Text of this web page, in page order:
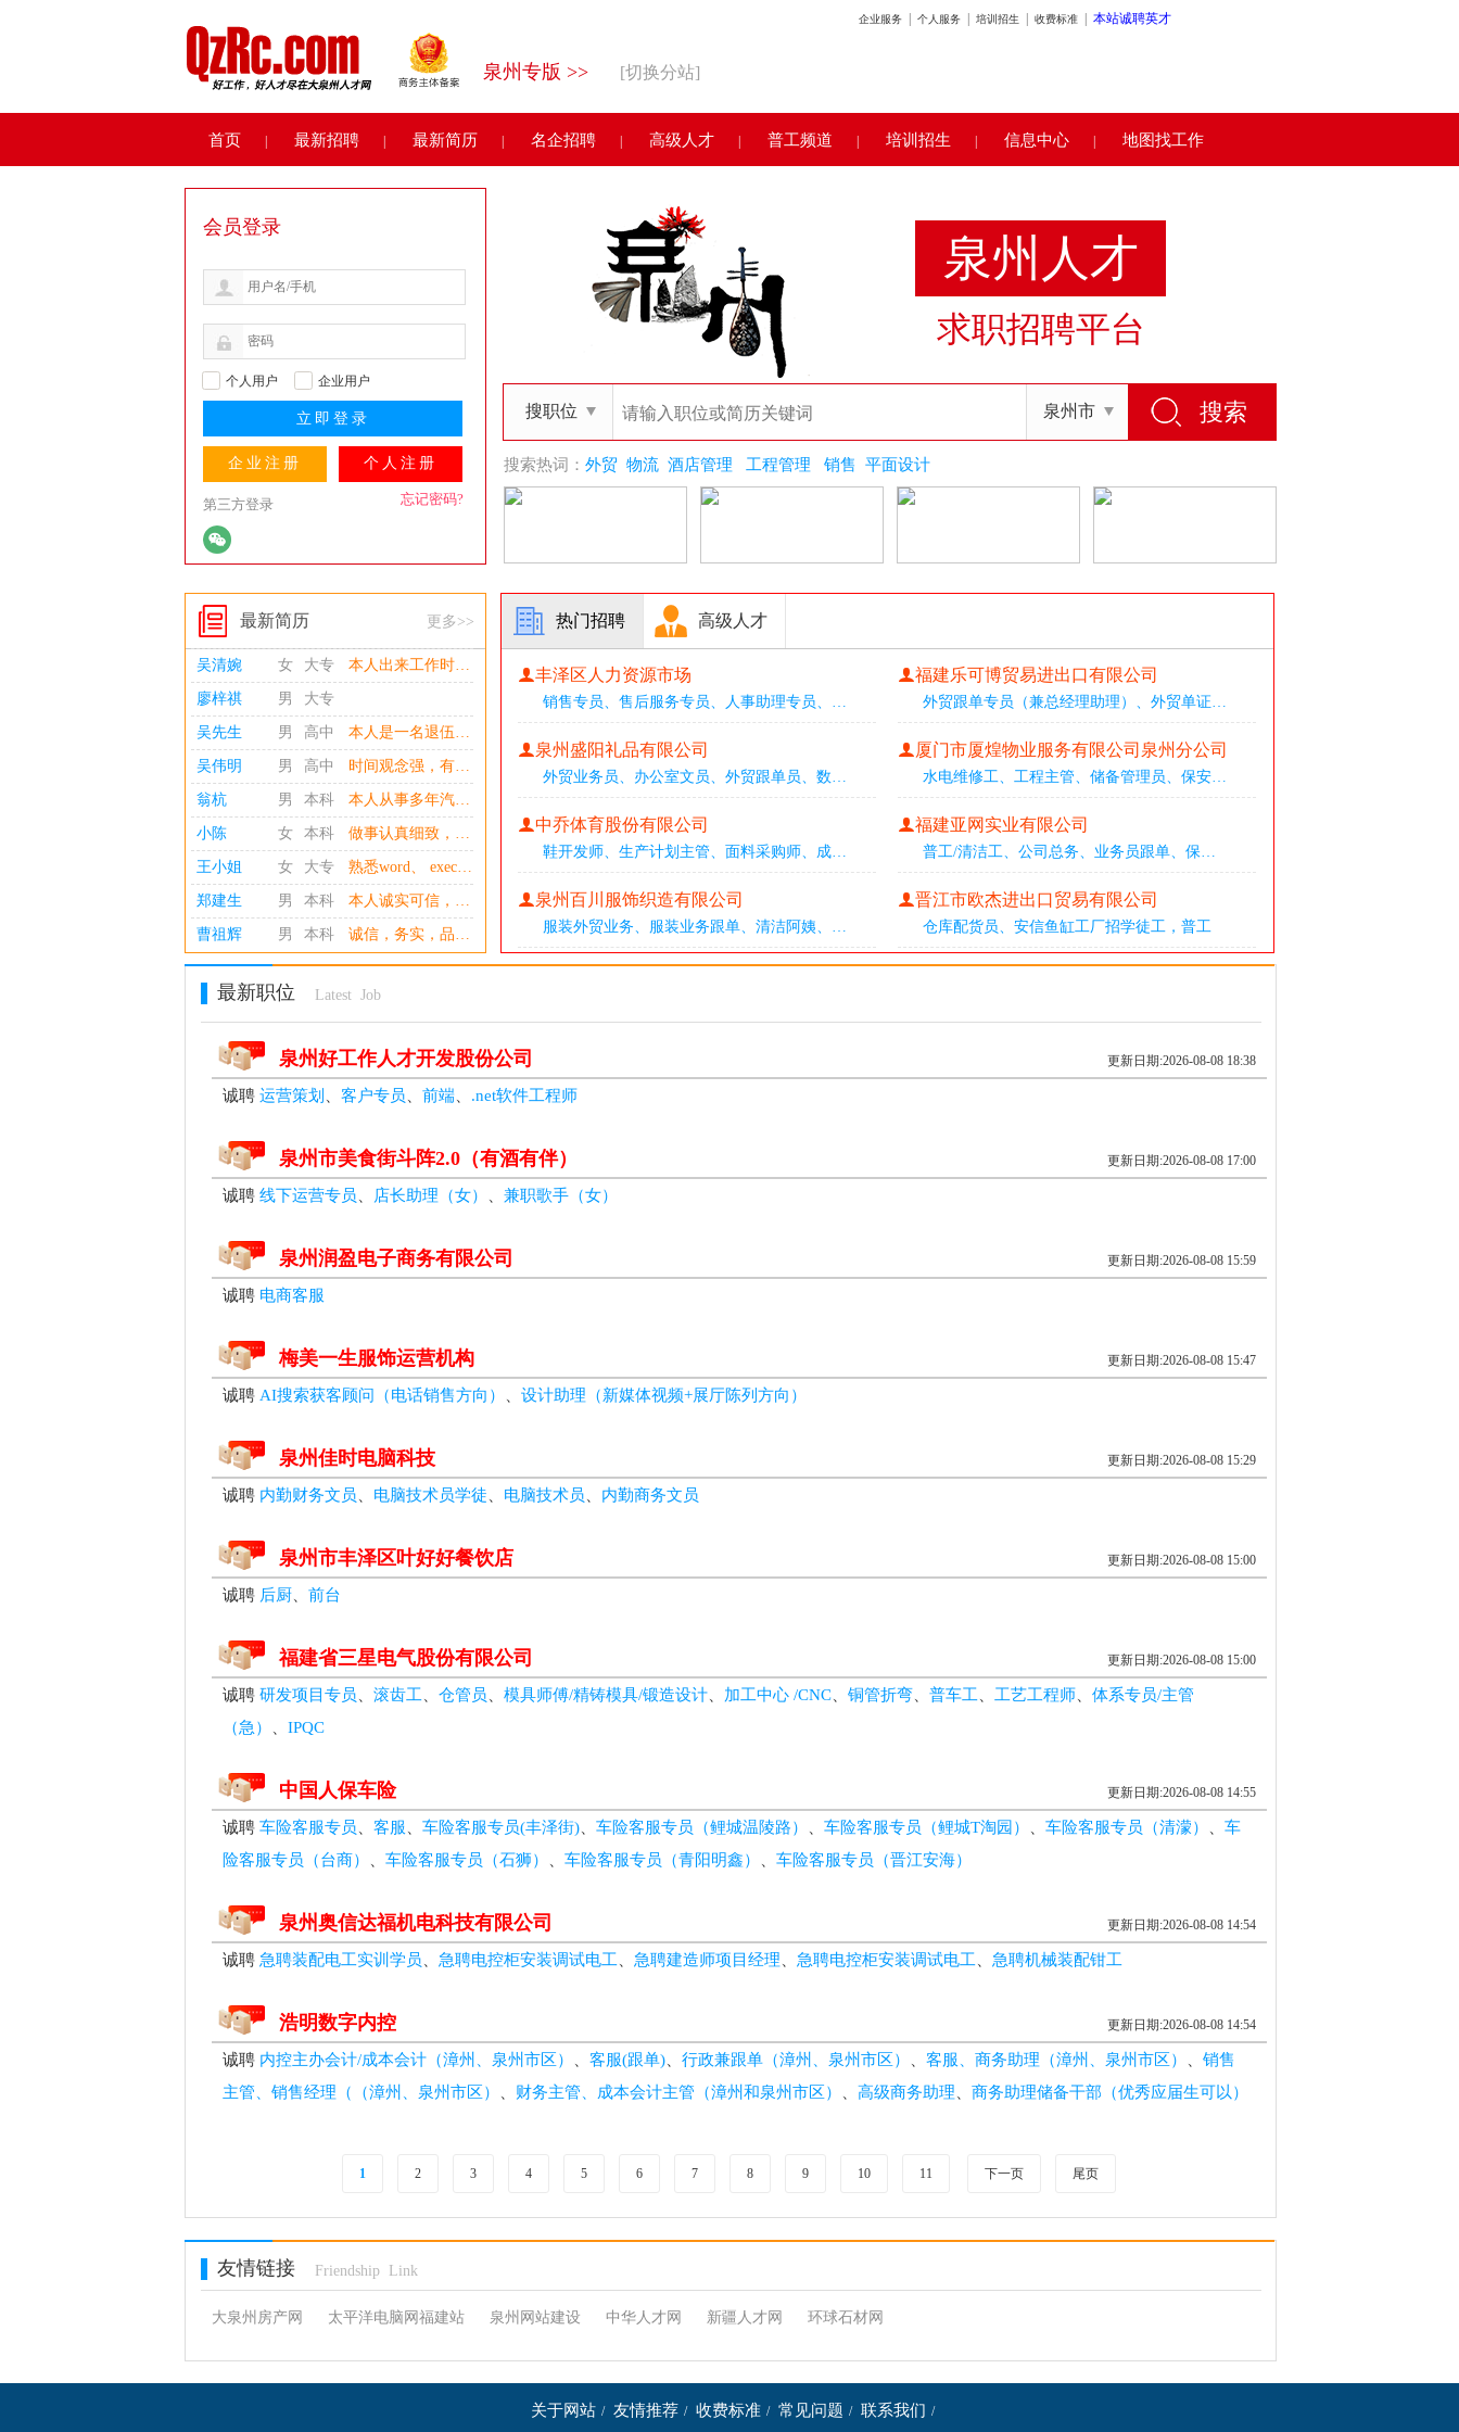
企业服务| 个人服务| 培训招生 收费标准| 本站诚聘英才
泉州专版 >> [切换分站]
首页 最新招聘 最新简历 名企招聘 高级人才 普工频道 培训招生 信息中心 地图找工作
会员登录
个人用户 企业用户
企业注册 个人注册
第三方登录 忘记密码?
泉州人才
求职招聘平台
搜职位 泉州市
搜索热词： 外贸 物流 酒店管理 工程管理 销售 平面设计
最新简历 更多>>
廖梓祺 男 大专
吴先生 男 高中
吴伟明 男 高中 时间观念强，有责任心，服从意识强，能吃苦耐劳，懂礼仪，保密性强，开车稳，之前交警上班对交通意识强（不抽烟、不喝酒）家住宝珊花园山下
翁杭 男 本科 本人从事多年汽配销售管理工作，和行政司机。 对工作认真负责，善于沟通，善于挑战，积极上进。
小陈 女 本科 做事认真细致，诚实稳重，吃苦耐劳，具备较强的韧性和责任心，熟练Word、excel 等办公软件的操作及运用。
王小姐 女 大专 熟悉word、 execl、PPT等相关办公软件，打字45/分钟左右，有C1证； 性格开朗外向，对数量敏感，做事谨慎，已婚已育； 对个税专项抵扣个税及报国税的个税、医保系统了解！ 如有合适请先放邀请函。非惠安公司请勿联系！
郑建生 男 本科 本人诚实可信，做事认真，有责任心，性格外向、开朗；主修专业：人力资源管理，自考厦门大学财税专业。在校认真学习，懂得一定的专业知识与技巧，能客观的处理事物，有团队精神，能积极参加各类的活动，兴趣爱好广泛。 通过十年的工作锻炼，懂得企业中人力资源管理的运营，熟悉人力资源六大模块在企业中的操作，熟悉企业中各部门的操作流程，熟悉企业的运营管理；具有良好的心理素质、职业操守、个人修养及人际关系，胸襟坦荡，应变能力、反应能力强，不断增强自己的沟通能力与交流技巧，能够独立的处理事情，能处理各种复杂的关系及局势组织分析能力较强；适应能力强，踏实勤奋，创新务实，节奏快，效率高。
曹祖辉 男 本科 诚信，务实，品行端正，有吃苦耐劳、积极进取的精神。沟通能力出色，踏实勤奋，自学能力强。工作积极主动、热情高、效率高、态度严谨。
吴清婉 女 大专 本人出来工作时间长达20年，之前做过销售，卖过保险，收银员，做过美容师，理疗师，社区工作5年，有非常丰富的工作经验。
热门招聘 高级人才
丰泽区人力资源市场
销售专员 售后服务专员 人事助理专员
福建乐可博贸易进出口有限公司
外贸跟单专员（兼总经理助理） 外贸单证
泉州盛阳礼品有限公司
外贸业务员 办公室文员 外贸跟单员 数
厦门市厦煌物业服务有限公司泉州分公司
水电维修工 工程主管 储备管理员 保安
中乔体育股份有限公司
鞋开发师 生产计划主管 面料采购师 成
福建亚网实业有限公司
普工/清洁工 公司总务 业务员跟单 保
泉州百川服饰织造有限公司
服装外贸业务 服装业务跟单 清洁阿姨
晋江市欧杰进出口贸易有限公司
仓库配货员 安信鱼缸工厂招学徒工，普工
最新职位 Latest Job
泉州好工作人才开发股份公司 更新日期:2026-08-08 18:38
诚聘 运营策划 客户专员 前端、 .net软件工程师
泉州市美食街斗阵2.0（有酒有伴） 更新日期:2026-08-08 17:00
诚聘 线下运营专员 店长助理（女） 兼职歌手（女）
泉州润盈电子商务有限公司 更新日期:2026-08-08 15:59
诚聘 电商客服
梅美一生服饰运营机构 更新日期:2026-08-08 15:47
诚聘 AI搜索获客顾问（电话销售方向） 设计助理（新媒体视频+展厅陈列方向）
泉州佳时电脑科技 更新日期:2026-08-08 15:29
诚聘 内勤财务文员 电脑技术员学徒 电脑技术员 内勤商务文员
泉州市丰泽区叶好好餐饮店 更新日期:2026-08-08 15:00
诚聘 后厨、 前台
福建省三星电气股份有限公司 更新日期:2026-08-08 15:00
诚聘 研发项目专员 滚齿工 仓管员 模具师傅/精铸模具/锻造设计、 加工中心 /CNC、 铜管折弯、 普车工 工艺工程师、 体系专员/主管
（急）
IPQC
中国人保车险 更新日期:2026-08-08 14:55
诚聘 车险客服专员 客服 车险客服专员(丰泽街)、 车险客服专员（鲤城温陵路） 车险客服专员（鲤城T淘园） 车险客服专员（清濛）
车
险客服专员（台商）
车险客服专员（石狮） 车险客服专员（青阳明鑫） 车险客服专员（晋江安海）
泉州奥信达福机电科技有限公司 更新日期:2026-08-08 14:54
诚聘 急聘装配电工实训学员 急聘电控柜安装调试电工 急聘建造师项目经理 急聘电控柜安装调试电工 急聘机械装配钳工
浩明数字内控 更新日期:2026-08-08 14:54
诚聘 内控主办会计/成本会计（漳州、泉州市区） 客服(跟单)、 行政兼跟单（漳州、泉州市区） 客服、商务助理（漳州、泉州市区）
销售
主管、销售经理（（漳州、泉州市区）
财务主管、成本会计主管（漳州和泉州市区） 高级商务助理 商务助理储备干部（优秀应届生可以）
1 2 3 4 5 6 7 8 9 10 11 下一页 尾页
友情链接 Friendship Link
大泉州房产网 太平洋电脑网福建站 泉州网站建设 中华人才网 新疆人才网 环球石材网
关于网站 / 友情推荐 / 收费标准 / 常见问题 / 联系我们 /